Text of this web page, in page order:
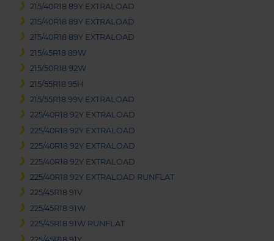
215/40R18 89Y EXTRALOAD
215/40R18 89Y EXTRALOAD
215/40R18 89Y EXTRALOAD
215/45R18 89W
215/50R18 92W
215/55R18 95H
215/55R18 99V EXTRALOAD
225/40R18 92Y EXTRALOAD
225/40R18 92Y EXTRALOAD
225/40R18 92Y EXTRALOAD
225/40R18 92Y EXTRALOAD
225/40R18 92Y EXTRALOAD RUNFLAT
225/45R18 91V
225/45R18 91W
225/45R18 91W RUNFLAT